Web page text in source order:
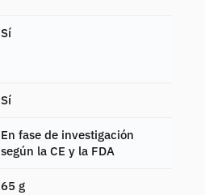
Sí
Sí
En fase de investigación
según la CE y la FDA
65 g